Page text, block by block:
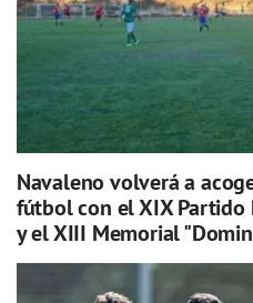
Navaleno volverá a
fútbol con el XIX Partido
y el XIII Memorial